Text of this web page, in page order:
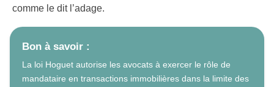
comme le dit l’adage.
Bon à savoir :
La loi Hoguet autorise les avocats à exercer le rôle de
mandataire en transactions immobilières dans la limite des